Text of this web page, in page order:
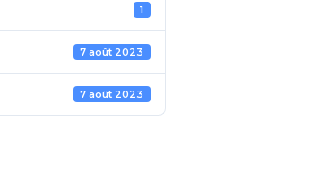
1
7 août 2023
7 août 2023